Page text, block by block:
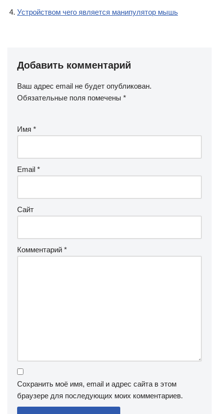
Устройством чего является манипулятор мышь
Добавить комментарий
Ваш адрес email не будет опубликован.
Обязательные поля помечены *
Имя *
Email *
Сайт
Комментарий *
Сохранить моё имя, email и адрес сайта в этом
браузере для последующих моих комментариев.